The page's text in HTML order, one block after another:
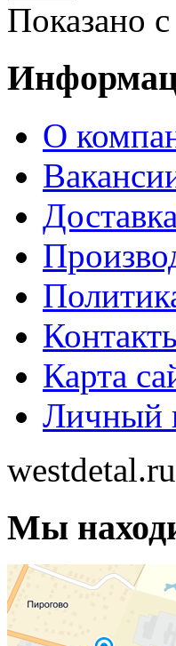
Показано
О
Доставка
Карта
Личный
Мы